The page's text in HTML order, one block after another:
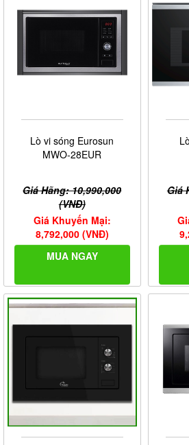
Lò vi sóng Eurosun
MWO-28EUR
Giá Hãng: 10,990,000
(VNĐ)
Giá Khuyến Mại:
8,792,000 (VNĐ)
MUA NGAY
Giá